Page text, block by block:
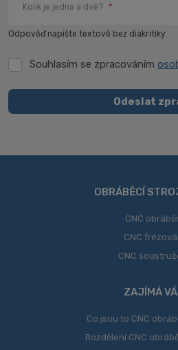
Kolik je jedna a dvě? *
Odpověď napište textově bez diakritiky
Souhlasím
zpracováním
osobních
Souhlasím se zpracováním
Odeslat
OBRÁBĚCÍ
CNC
CNC
CNC
ZAJÍMÁ
Co jsou to CNC
Rozdělení CNC